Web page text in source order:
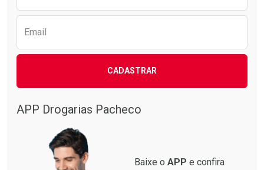
Email
CADASTRAR
APP Drogarias Pacheco
Baixe o APP e confira